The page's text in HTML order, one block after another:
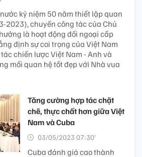
kỷ niệm 50 năm thiết lập quan
2023), chuyến công tác của Chủ
là hoạt động đối ngoại cấp
định sự coi trọng của Việt Nam
chiến lược Việt Nam - Anh và
mối quan hệ tốt đẹp với Nhà vua
Tăng cường hợp tác chặt
chẽ, thực chất hơn giữa Việt
Nam và Cuba
03/05/2023 07:30’
Cuba đánh giá cao thành